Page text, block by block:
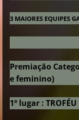
3 MAIORES EQUIPES
Premiação
e feminino)
1º lugar : TROFÉU